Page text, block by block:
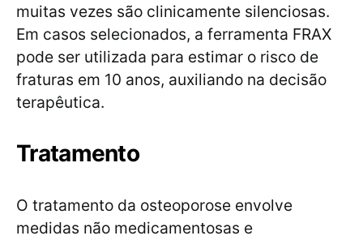
muitas vezes são clinicamente silenciosas.
Em casos selecionados, a ferramenta FRAX
pode ser utilizada para estimar o risco de
fraturas em 10 anos, auxiliando na decisão
terapêutica.
Tratamento
O tratamento da osteoporose envolve
medidas não medicamentosas e